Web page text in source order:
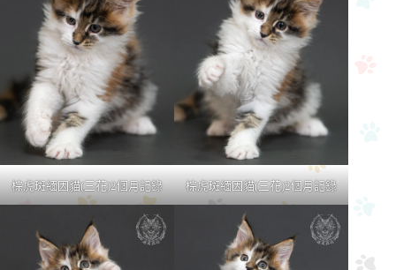
棕虎斑緬因貓(三花)2個月記錄 棕虎斑緬因貓(三花)2個月記錄